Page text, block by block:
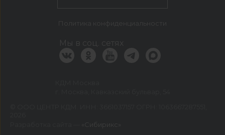
Политика конфиденциальности
Мы в соц. сетях
«Сибирикс»